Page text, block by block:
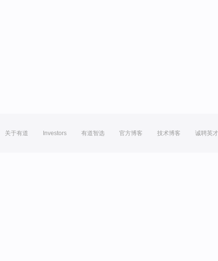
关于有道 Investors 有道智选 官方博客 技术博客 诚聘英才